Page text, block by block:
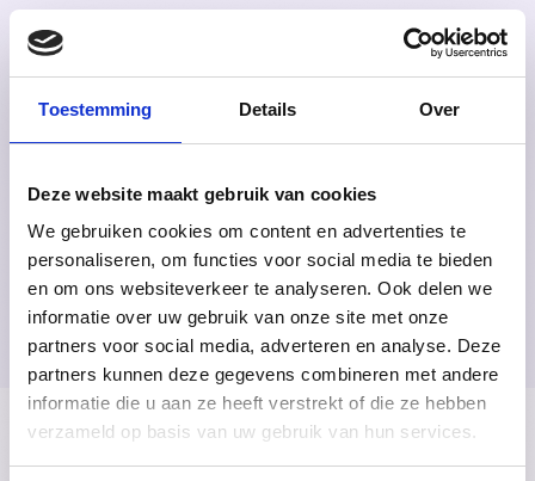
Toestemming Details Over
Deze website maakt gebruik van cookies
We gebruiken cookies om content en advertenties te
personaliseren, om functies voor social media te bieden
en om ons websiteverkeer te analyseren. Ook delen we
informatie over uw gebruik van onze site met onze
partners voor social media, adverteren en analyse. Deze
partners kunnen deze gegevens combineren met andere
informatie die u aan ze heeft verstrekt of die ze hebben
verzameld op basis van uw gebruik van hun services.
NL
Startpagina
Producten
Verkooppunten
Onderwijs
Gemeenschap
Doe de quiz
Algemene voorwaarden
Contact